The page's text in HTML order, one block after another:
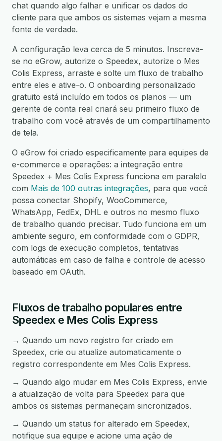
chat quando algo falhar e unificar os dados do
cliente para que ambos os sistemas vejam a mesma
fonte de verdade.
A configuração leva cerca de 5 minutos. Inscreva-
se no eGrow, autorize o Speedex, autorize o Mes
Colis Express, arraste e solte um fluxo de trabalho
entre eles e ative-o. O onboarding personalizado
gratuito está incluído em todos os planos — um
gerente de conta real criará seu primeiro fluxo de
trabalho com você através de um compartilhamento
de tela.
O eGrow foi criado especificamente para equipes de
e-commerce e operações: a integração entre
Speedex + Mes Colis Express funciona em paralelo
com Mais de 100 outras integrações, para que você
possa conectar Shopify, WooCommerce,
WhatsApp, FedEx, DHL e outros no mesmo fluxo
de trabalho quando precisar. Tudo funciona em um
ambiente seguro, em conformidade com o GDPR,
com logs de execução completos, tentativas
automáticas em caso de falha e controle de acesso
baseado em OAuth.
Fluxos de trabalho populares entre
Speedex e Mes Colis Express
→ Quando um novo registro for criado em
Speedex, crie ou atualize automaticamente o
registro correspondente em Mes Colis Express.
→ Quando algo mudar em Mes Colis Express, envie
a atualização de volta para Speedex para que
ambos os sistemas permaneçam sincronizados.
→ Quando um status for alterado em Speedex,
notifique sua equipe e acione uma ação de